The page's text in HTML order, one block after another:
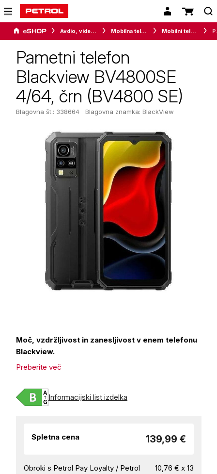
Avdio, video in telefonija Mobilna telefonija Mobilni telefoni
Pametni telefon
Blackview BV4800SE
4/64, črn (BV4800 SE)
Blagovna št.: 338664 Blagovna znamka: BlackView
Moč, vzdržljivost in zanesljivost v enem telefonu
Blackview.
Preberite več
Informacijski list izdelka
Spletna cena 139,99 €
Obroki s Petrol Pay Loyalty / Petrol
10,76 € x 13